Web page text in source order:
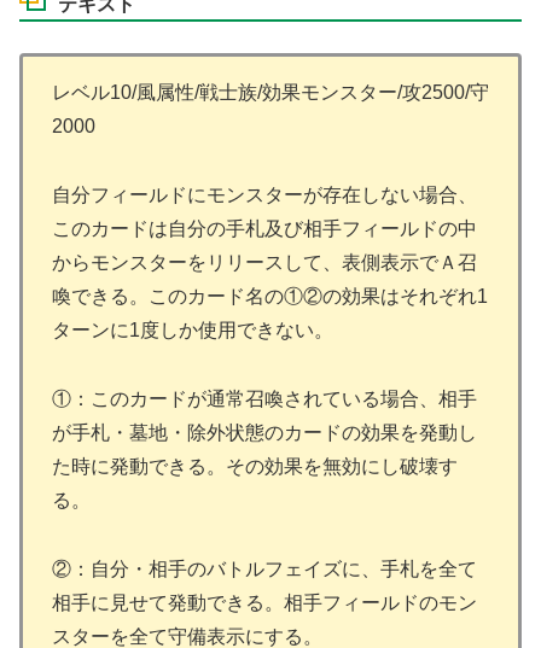
テキスト
レベル10/風属性/戦士族/効果モンスター/攻2500/守
2000
自分フィールドにモンスターが存在しない場合、
このカードは自分の手札及び相手フィールドの中
からモンスターをリリースして、表側表示でＡ召
喚できる。このカード名の①②の効果はそれぞれ1
ターンに1度しか使用できない。
①：このカードが通常召喚されている場合、相手
が手札・墓地・除外状態のカードの効果を発動し
た時に発動できる。その効果を無効にし破壊す
る。
②：自分・相手のバトルフェイズに、手札を全て
相手に見せて発動できる。相手フィールドのモン
スターを全て守備表示にする。